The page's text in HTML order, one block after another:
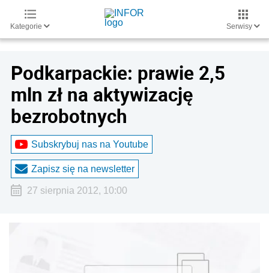
Kategorie Serwisy
Podkarpackie: prawie 2,5
mln zł na aktywizację
bezrobotnych
Subskrybuj nas na Youtube
Zapisz się na newsletter
27 sierpnia 2012, 10:00